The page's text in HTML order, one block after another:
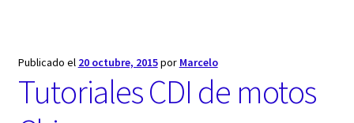
Publicado el 20 octubre, 2015por Marcelo
Tutoriales CDI de motos